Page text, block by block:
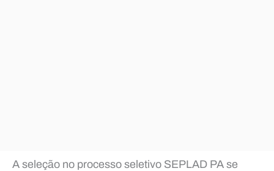
A seleção no processo seletivo SEPLAD PA se